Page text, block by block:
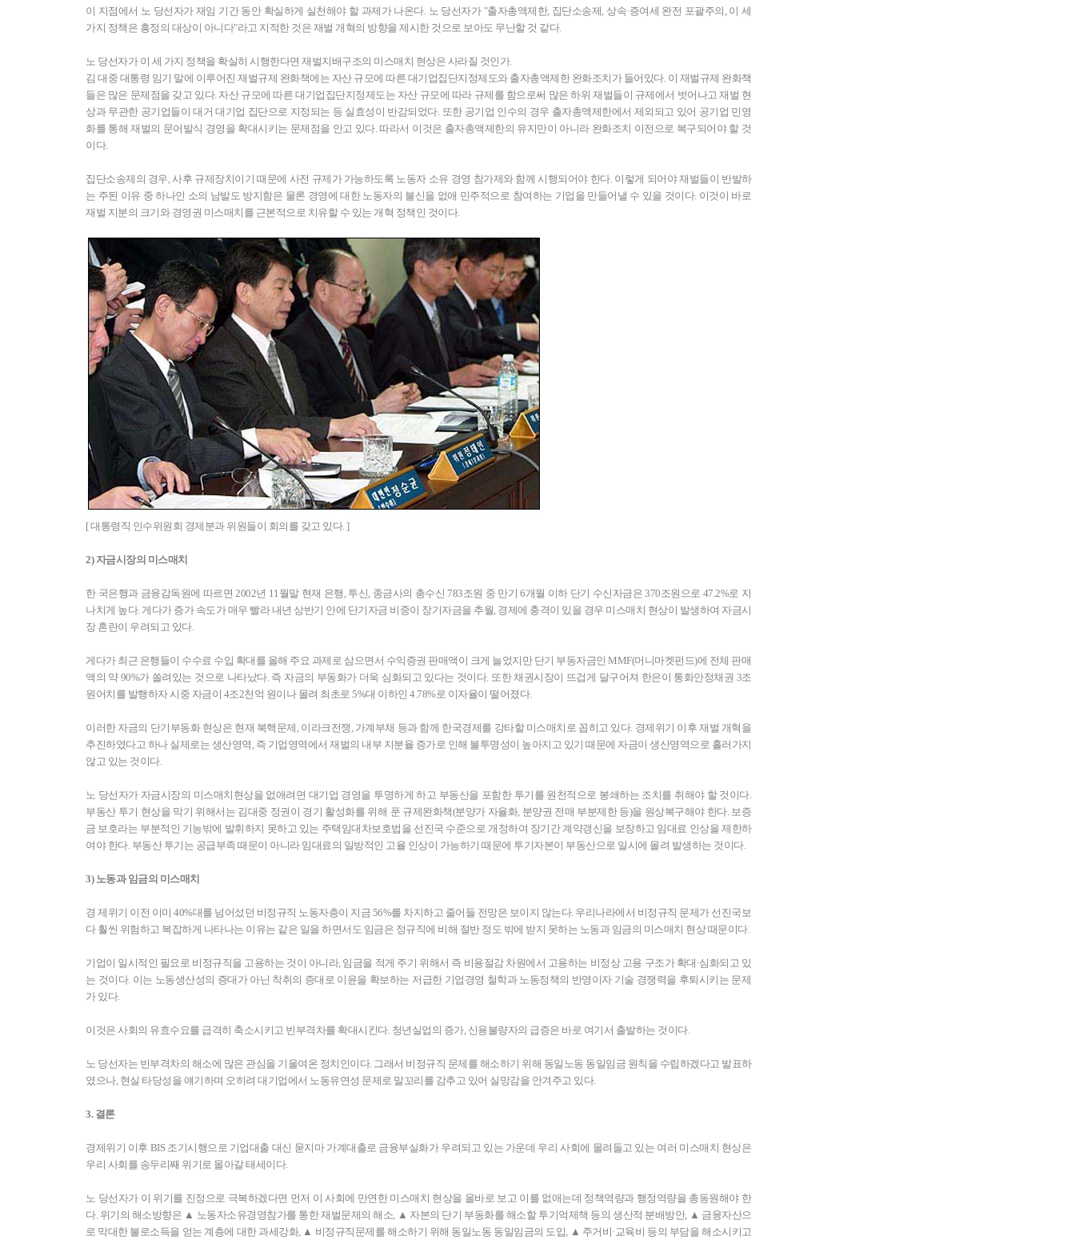
이 지점에서 노 당선자가 재임 기간 동안 확실하게 실천해야 할 과제가 나온다. 노 당선자가 "출자총액제한, 집단소송제, 상속·증여세 완전 포괄주의, 이 세
가지 정책은 흥정의 대상이 아니다"라고 지적한 것은 재벌 개혁의 방향을 제시한 것으로 보아도 무난할 것 같다.
노 당선자가 이 세 가지 정책을 확실히 시행한다면 재벌지배구조의 미스매치 현상은 사라질 것인가.
김 대중 대통령 임기 말에 이루어진 재벌규제 완화책에는 자산 규모에 따른 대기업집단지정제도와 출자총액제한 완화조치가 들어있다. 이 재벌규제 완화책
들은 많은 문제점을 갖고 있다. 자산 규모에 따른 대기업집단지정제도는 자산 규모에 따라 규제를 함으로써 많은 하위 재벌들이 규제에서 벗어나고 재벌 현
상과 무관한 공기업들이 대거 대기업 집단으로 지정되는 등 실효성이 반감되었다. 또한 공기업 인수의 경우 출자총액제한에서 제외되고 있어 공기업 민영
화를 통해 재벌의 문어발식 경영을 확대시키는 문제점을 안고 있다. 따라서 이것은 출자총액제한의 유지만이 아니라 완화조치 이전으로 복구되어야 할 것
이다.
집단소송제의 경우, 사후 규제장치이기 때문에 사전 규제가 가능하도록 노동자 소유 경영 참가제와 함께 시행되어야 한다. 이렇게 되어야 재벌들이 반발하
는 주된 이유 중 하나인 소의 남발도 방지함은 물론 경영에 대한 노동자의 불신을 없애 민주적으로 참여하는 기업을 만들어낼 수 있을 것이다. 이것이 바로
재벌 지분의 크기와 경영권 미스매치를 근본적으로 치유할 수 있는 개혁 정책인 것이다.
[ 대통령직 인수위원회 경제분과 위원들이 회의를 갖고 있다. ]
2) 자금시장의 미스매치
한 국은행과 금융감독원에 따르면 2002년 11월말 현재 은행, 투신, 종금사의 총수신 783조원 중 만기 6개월 이하 단기 수신자금은 370조원으로 47.2%로 지
나치게 높다. 게다가 증가 속도가 매우 빨라 내년 상반기 안에 단기자금 비중이 장기자금을 추월, 경제에 충격이 있을 경우 미스매치 현상이 발생하여 자금시
장 혼란이 우려되고 있다.
게다가 최근 은행들이 수수료 수입 확대를 올해 주요 과제로 삼으면서 수익증권 판매액이 크게 늘었지만 단기 부동자금인 MMF(머니마켓펀드)에 전체 판매
액의 약 90%가 쏠려있는 것으로 나타났다. 즉 자금의 부동화가 더욱 심화되고 있다는 것이다. 또한 채권시장이 뜨겁게 달구어져 한은이 통화안정채권 3조
원어치를 발행하자 시중 자금이 4조2천억 원이나 몰려 최초로 5%대 이하인 4.78%로 이자율이 떨어졌다.
이러한 자금의 단기부동화 현상은 현재 북핵문제, 이라크전쟁, 가계부채 등과 함께 한국경제를 강타할 미스매치로 꼽히고 있다. 경제위기 이후 재벌 개혁을
추진하였다고 하나 실제로는 생산영역, 즉 기업영역에서 재벌의 내부 지분율 증가로 인해 불투명성이 높아지고 있기 때문에 자금이 생산영역으로 흘러가지
않고 있는 것이다.
노 당선자가 자금시장의 미스매치현상을 없애려면 대기업 경영을 투명하게 하고 부동산을 포함한 투기를 원천적으로 봉쇄하는 조치를 취해야 할 것이다.
부동산 투기 현상을 막기 위해서는 김대중 정권이 경기 활성화를 위해 푼 규제완화책(분양가 자율화, 분양권 전매 부분제한 등)을 원상복구해야 한다. 보증
금 보호라는 부분적인 기능밖에 발휘하지 못하고 있는 주택임대차보호법을 선진국 수준으로 개정하여 장기간 계약갱신을 보장하고 임대료 인상을 제한하
여야 한다. 부동산 투기는 공급부족 때문이 아니라 임대료의 일방적인 고율 인상이 가능하기 때문에 투기자본이 부동산으로 일시에 몰려 발생하는 것이다.
3) 노동과 임금의 미스매치
경 제위기 이전 이미 40%대를 넘어섰던 비정규직 노동자층이 지금 56%를 차지하고 줄어들 전망은 보이지 않는다. 우리나라에서 비정규직 문제가 선진국보
다 훨씬 위험하고 복잡하게 나타나는 이유는 같은 일을 하면서도 임금은 정규직에 비해 절반 정도 밖에 받지 못하는 노동과 임금의 미스매치 현상 때문이다.
기업이 일시적인 필요로 비정규직을 고용하는 것이 아니라, 임금을 적게 주기 위해서 즉 비용절감 차원에서 고용하는 비정상 고용 구조가 확대·심화되고 있
는 것이다. 이는 노동생산성의 증대가 아닌 착취의 증대로 이윤을 확보하는 저급한 기업경영 철학과 노동정책의 반영이자 기술 경쟁력을 후퇴시키는 문제
가 있다.
이것은 사회의 유효수요를 급격히 축소시키고 빈부격차를 확대시킨다. 청년실업의 증가, 신용불량자의 급증은 바로 여기서 출발하는 것이다.
노 당선자는 빈부격차의 해소에 많은 관심을 기울여온 정치인이다. 그래서 비정규직 문제를 해소하기 위해 동일노동 동일임금 원칙을 수립하겠다고 발표하
였으나, 현실 타당성을 얘기하며 오히려 대기업에서 노동유연성 문제로 말꼬리를 감추고 있어 실망감을 안겨주고 있다.
3. 결론
경제위기 이후 BIS 조기시행으로 기업대출 대신 묻지마 가계대출로 금융부실화가 우려되고 있는 가운데 우리 사회에 몰려들고 있는 여러 미스매치 현상은
우리 사회를 송두리째 위기로 몰아갈 태세이다.
노 당선자가 이 위기를 진정으로 극복하겠다면 먼저 이 사회에 만연한 미스매치 현상을 올바로 보고 이를 없애는데 정책역량과 행정역량을 총동원해야 한
다. 위기의 해소방향은 ▲ 노동자소유경영참가를 통한 재벌문제의 해소, ▲ 자본의 단기 부동화를 해소할 투기억제책 등의 생산적 분배방안, ▲ 금융자산으
로 막대한 불로소득을 얻는 계층에 대한 과세강화, ▲ 비정규직문제를 해소하기 위해 동일노동 동일임금의 도입, ▲ 주거비·교육비 등의 부담을 해소시키고